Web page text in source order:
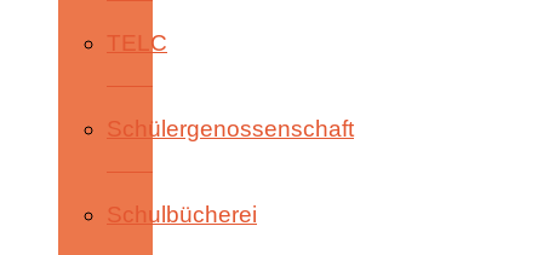
TELC
Schülergenossenschaft
Schulbücherei